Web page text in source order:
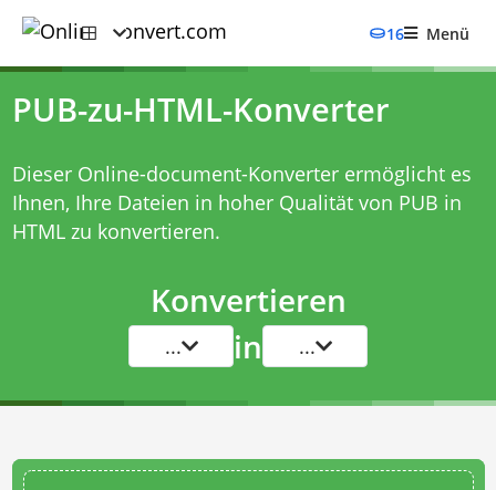
16 Menü
PUB-zu-HTML-Konverter
Dieser Online-document-Konverter ermöglicht es
Ihnen, Ihre Dateien in hoher Qualität von PUB in
HTML zu konvertieren.
Konvertieren
... in ...